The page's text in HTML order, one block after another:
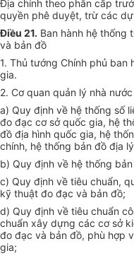
Địa chính theo phân cấp
quyền phê duyệt, trừ các
Điều 21. Ban hành hệ thống
và bản đồ
1. Thủ tướng Chính phủ
gia.
2. Cơ quan quản lý nhà
a) Quy định về hệ thống số
đo đạc cơ sở quốc gia, hệ
đồ địa hình quốc gia, hệ
chính, hệ thống bản đồ địa
b) Quy định về hệ thống
c) Quy định về tiêu chuẩn,
kỹ thuật đo đạc và bản đồ;
d) Quy định về tiêu chuẩn
chuẩn xây dựng các cơ sở
đo đạc và bản đồ, phù hợp
gia;